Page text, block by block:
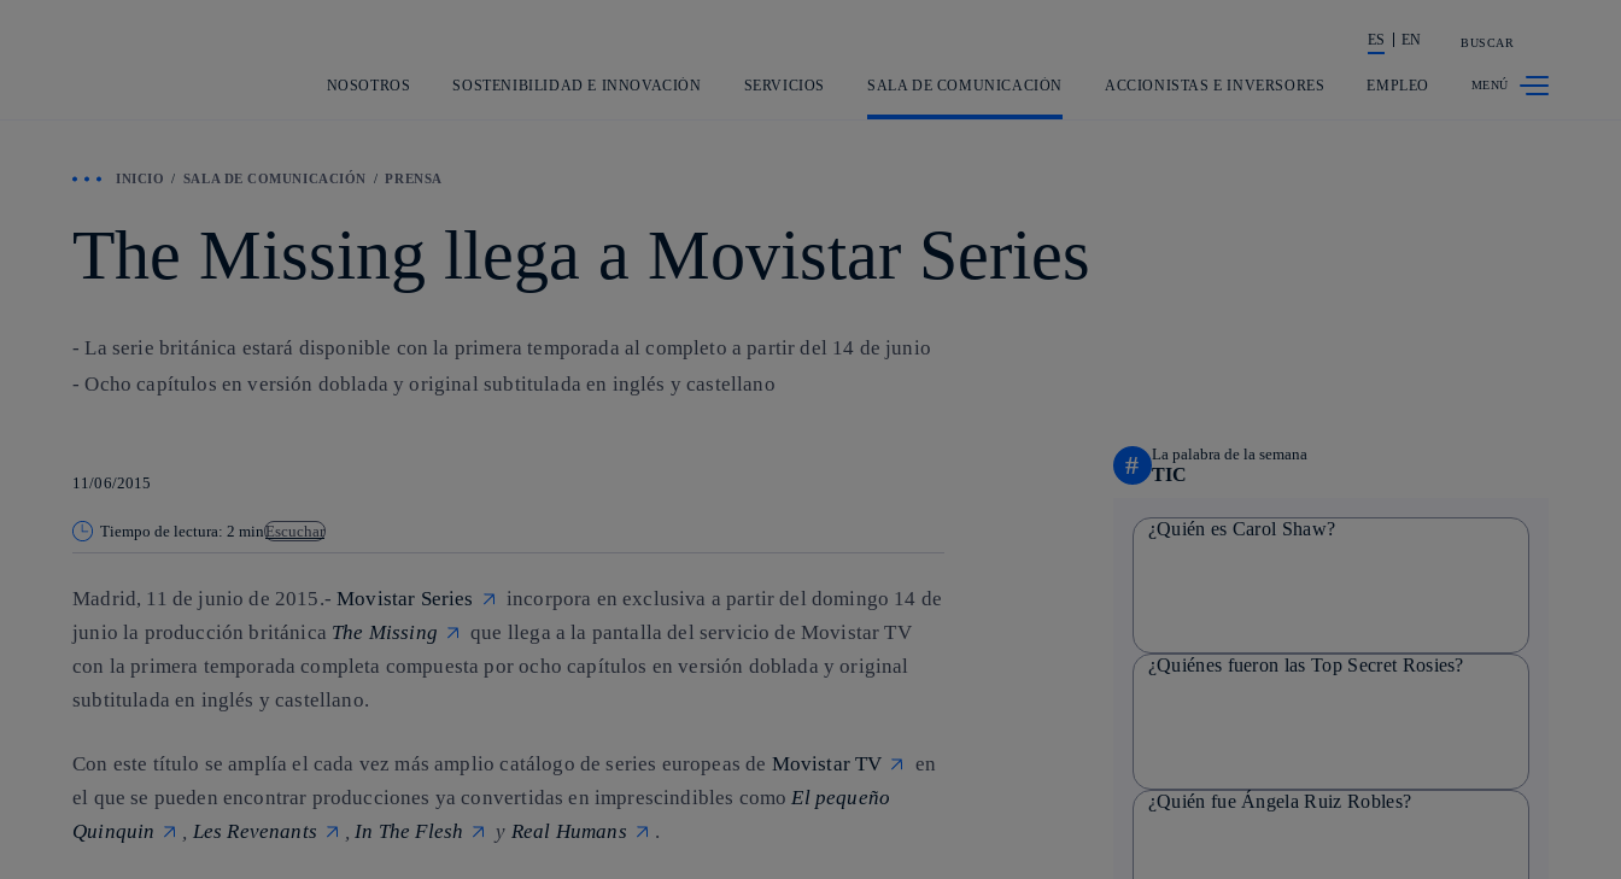
principal
La acción en accionistas e inversores
ES EN BUSCAR
NOSOTROS SOSTENIBILIDAD E INNOVACIÓN SERVICIOS SALA DE COMUNICACIÓN ACCIONISTAS E INVERSORES EMPLEO
INICIO SALA DE COMUNICACIÓN PRENSA
The Missing llega a Movistar Series
- La serie británica estará disponible con la primera temporada al completo a partir del 14 de junio
- Ocho capítulos en versión doblada y original subtitulada en inglés y castellano
11/06/2015
Tiempo de lectura: 2 minEscuchar
Madrid, 11 de junio de 2015.- Movistar Series
incorpora en exclusiva a partir del domingo 14 de
junio la producción británica The Missing
que llega a la pantalla del servicio de Movistar TV
con la primera temporada completa compuesta por ocho capítulos en versión doblada y original
subtitulada en inglés y castellano.
Con este título se amplía el cada vez más amplio catálogo de series europeas de Movistar TV
en
el que se pueden encontrar producciones ya convertidas en imprescindibles comoEl pequeño
Quinquin
, Les Revenants ,In The Flesh y Real Humans .
# La palabra de la semana
TIC
¿Quién es Carol Shaw?
¿Quiénes fueron las Top Secret Rosies?
¿Quién fue Ángela Ruiz Robles?